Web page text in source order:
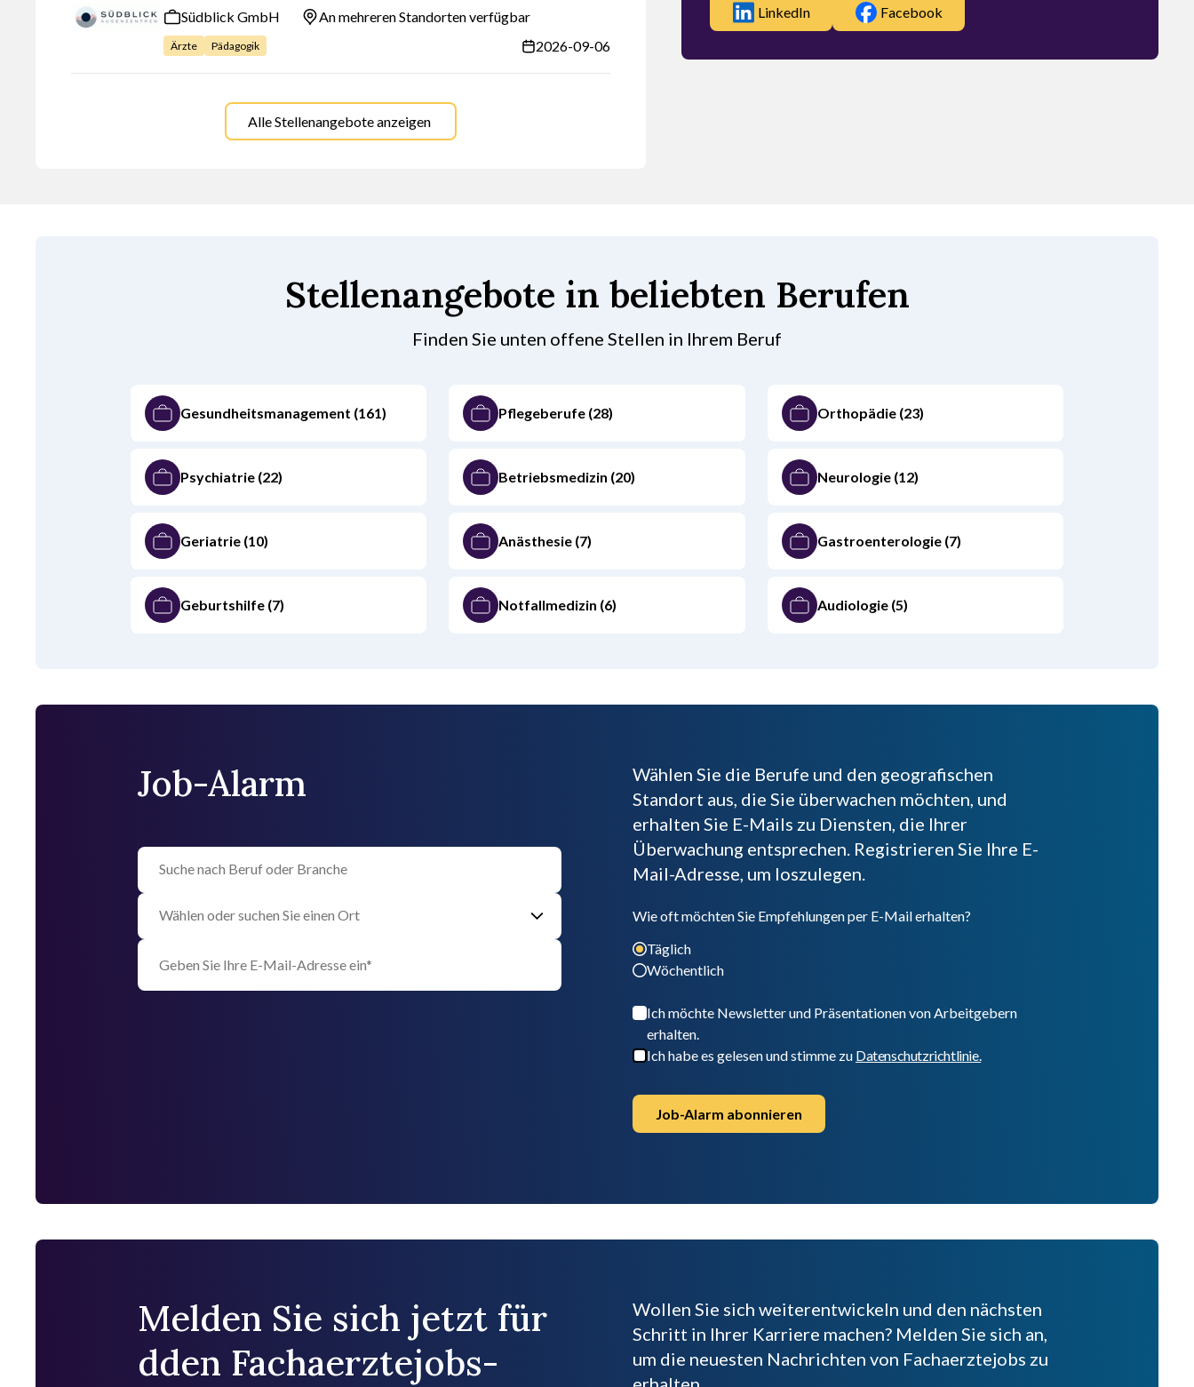
Südblick GmbH An mehreren Standorten verfügbar
Ärzte Pädagogik 2026-09-06
Alle Stellenangebote anzeigen
LinkedIn Facebook
Stellenangebote in beliebten Berufen
Finden Sie unten offene Stellen in Ihrem Beruf
Gesundheitsmanagement (161) Pflegeberufe (28) Orthopädie (23)
Psychiatrie (22) Betriebsmedizin (20) Neurologie (12)
Geriatrie (10) Anästhesie (7) Gastroenterologie (7)
Geburtshilfe (7) Notfallmedizin (6) Audiologie (5)
Job-Alarm
Wählen Sie die Berufe und den geografischen
Standort aus, die Sie überwachen möchten, und
erhalten Sie E-Mails zu Diensten, die Ihrer
Überwachung entsprechen. Registrieren Sie Ihre E-
Mail-Adresse, um loszulegen.
Wie oft möchten Sie Empfehlungen per E-Mail erhalten?
Täglich
Wöchentlich
Ich möchte Newsletter und Präsentationen von Arbeitgebern
erhalten.
Ich habe es gelesen und stimme zu Datenschutzrichtlinie.
Job-Alarm abonnieren
Melden Sie sich jetzt für
dden Fachaerztejobs-
Wollen Sie sich weiterentwickeln und den nächsten
Schritt in Ihrer Karriere machen? Melden Sie sich an,
um die neuesten Nachrichten von Fachaerztejobs zu